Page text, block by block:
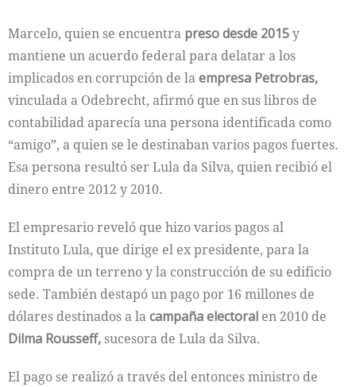
Marcelo, quien se encuentra preso desde 2015y
mantiene un acuerdo federal para delatar a los
implicados en corrupción de laempresa Petrobras,
vinculada a Odebrecht, afirmó que en sus libros de
contabilidad aparecía una persona identificada como
“amigo”, a quien se le destinaban varios pagos fuertes.
Esa persona resultó ser Lula da Silva, quien recibió el
dinero entre 2012 y 2010.
El empresario reveló que hizo varios pagos al
Instituto Lula, que dirige el ex presidente, para la
compra de un terreno y la construcción de su edificio
sede. También destapó un pago por 16 millones de
dólares destinados a lacampaña electoral en 2010 de
Dilma Rousseff,sucesora de Lula da Silva.
El pago se realizó a través del entonces ministro de